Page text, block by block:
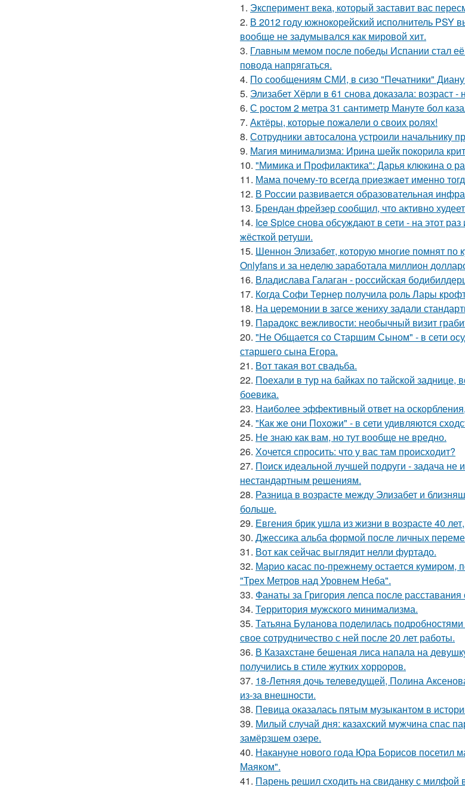
1. Эксперимент века, который заставит вас
2. В 2012 году южнокорейский исполнитель PSY
вообще не задумывался как мировой хит.
3. Главным мемом после победы Испании стал её
повода напрягаться.
4. По сообщениям СМИ, в сизо "Печатники"
5. Элизабет Хёрли в 61 снова доказала: возраст -
6. С ростом 2 метра 31 сантиметр Мануте бол
7. Актёры, которые пожалели о своих ролях!
8. Сотрудники автосалона устроили начальнику
9. Магия минимализма: Ирина шейк покорила
10. "Мимика и Профилактика": Дарья клюкина о
11. Мама почему-то всегда пpиeзжaeт именно
12. В России развивается образовательная
13. Брендан фрейзер сообщил, что активно
14. Ice Spice снова обсуждают в сети - на этот
жёсткой ретуши.
15. Шеннон Элизабет, которую многие помнят по
Onlyfans и за неделю заработала миллион
16. Владислава Галаган - российская
17. Когда Софи Тернер получила роль Лары
18. На церемонии в загсе жениху задали
19. Парадокс вежливости: необычный визит
20. "Не Общается со Старшим Сыном" - в сети
старшего сына Егора.
21. Вот такая вот свадьба.
22. Поехали в тур на байках по тайской
боевика.
23. Наиболее эффективный ответ на
24. "Как же они Похожи" - в сети удивляются
25. Не знаю как вам, но тут вообще не вредно.
26. Хочется спросить: что у вас там происходит?
27. Поиск идеальной лучшей подруги - задача не
нестандартным решениям.
28. Разница в возрасте между Элизабет и
больше.
29. Евгения брик ушла из жизни в возрасте 40
30. Джессика альба формой после личных
31. Вот как сейчас выглядит нелли фуртадо.
32. Марио касас по-прежнему остается кумиром,
"Трех Метров над Уровнем Неба".
33. Фанаты за Григория лепса после
34. Территория мужского минимализма.
35. Татьяна Буланова поделилась
свое сотрудничество с ней после 20 лет работы.
36. В Казахстане бешеная лиса напала на
получились в стиле жутких хорроров.
37. 18-Летняя дочь телеведущей, Полина
из-за внешности.
38. Певица оказалась пятым музыкантом в
39. Милый случай дня: казахский мужчина спас
замёрзшем озере.
40. Накануне нового года Юра Борисов посетил
Маяком".
41. Парень решил сходить на свиданку с